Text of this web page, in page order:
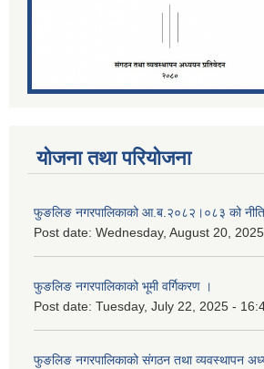
योजना तथा परियोजना
फुङलिङ नगरपालिकाको आ.ब.२०८२।०८३ को
Post date: Wednesday, August 20,
फुङलिङ नगरपालिकाको भूमी वर्गिकरण ।
Post date: Tuesday, July 22, 2025 -
फुङलिङ नगरपालिकाको संगठन तथा व्यवस्थापन